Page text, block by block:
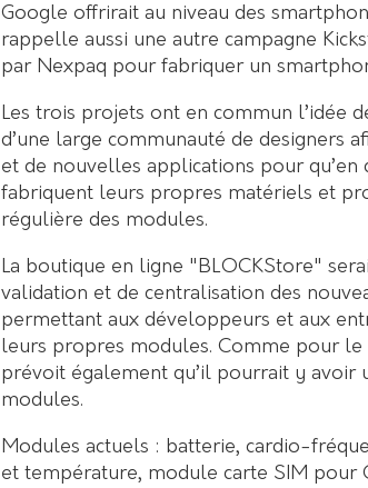
Google offrirait au niveau des
rappelle aussi une autre campagne
par Nexpaq pour fabriquer un
Les trois projets ont en commun l’idée
d’une large communauté de designers
et de nouvelles applications pour
fabriquent leurs propres matériels et
régulière des modules.
La boutique en ligne "BLOCKStore"
validation et de centralisation des
permettant aux développeurs et aux
leurs propres modules. Comme pour
prévoit également qu’il pourrait y avoir
modules.
Modules actuels : batterie, cardio-
et température, module carte SIM pour